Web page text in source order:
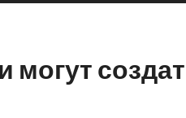
могут